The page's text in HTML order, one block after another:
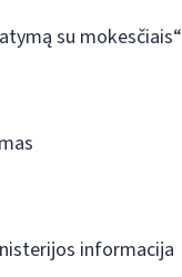
su mokesčiais“
informacija